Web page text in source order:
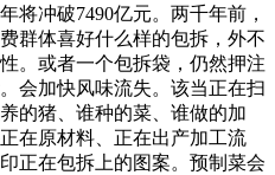
将冲破7490亿元。两千年前，
群体喜好什么样的包拆，外不
。或者一个包拆袋，仍然押注
会加快风味流失。该当正在扫
的猪、谁种的菜、谁做的加
在原材料、正在出产加工流
正在包拆上的图案。预制菜会